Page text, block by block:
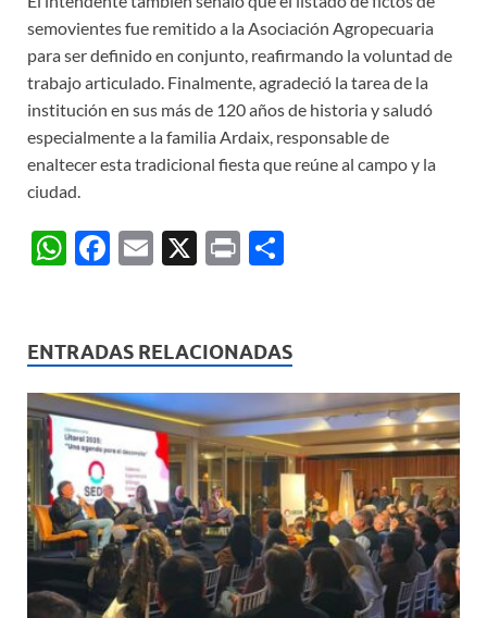
semovientes fue remitido a la Asociación Agropecuaria
para ser definido en conjunto, reafirmando la voluntad de
trabajo articulado. Finalmente, agradeció la tarea de la
institución en sus más de 120 años de historia y saludó
especialmente a la familia Ardaix, responsable de
enaltecer esta tradicional fiesta que reúne al campo y la
ciudad.
W
s
A
p
p
F
b
o
o
k
E
X
P
p
ar
ti
r
ENTRADAS RELACIONADAS